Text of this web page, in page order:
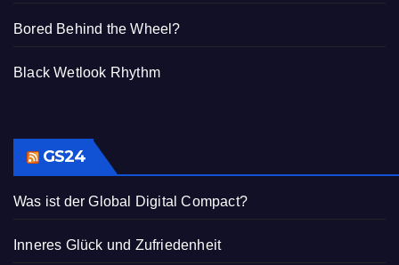
Bored Behind the Wheel?
Black Wetlook Rhythm
GS24
Was ist der Global Digital Compact?
Inneres Glück und Zufriedenheit